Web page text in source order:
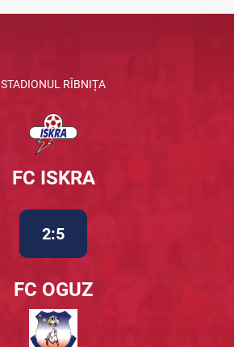
STADIONUL RÎBNIȚA
FC ISKRA
2:5
FC OGUZ